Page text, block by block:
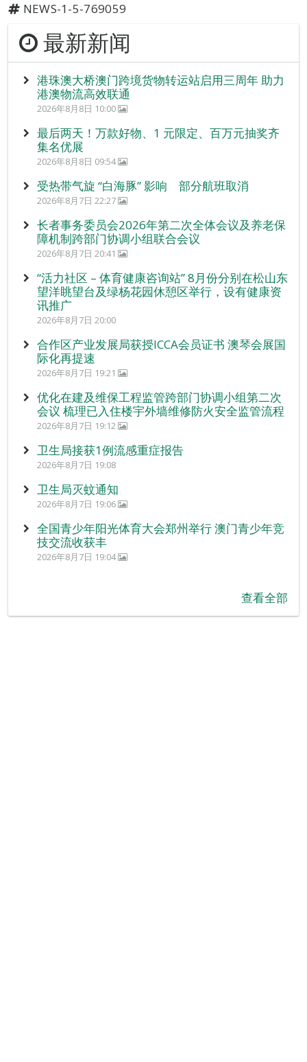
NEWS-1-5-769059
最新新闻
港珠澳大桥澳门跨境货物转运站启用三周年 助力
港澳物流高效联通
2026年8月8日 10:00
最后两天！万款好物、1 元限定、百万元抽奖齐
集名优展
2026年8月8日 09:54
受热带气旋 “白海豚” 影响 部分航班取消
2026年8月7日 22:27
长者事务委员会2026年第二次全体会议及养老保
障机制跨部门协调小组联合会议
2026年8月7日 20:41
“活力社区 – 体育健康咨询站” 8月份分别在松山东
望洋眺望台及绿杨花园休憩区举行，设有健康资
讯推广
2026年8月7日 20:00
合作区产业发展局获授ICCA会员证书 澳琴会展国
际化再提速
2026年8月7日 19:21
优化在建及维保工程监管跨部门协调小组第二次
会议 梳理已入住楼宇外墙维修防火安全监管流程
2026年8月7日 19:12
卫生局接获1例流感重症报告
2026年8月7日 19:08
卫生局灭蚊通知
2026年8月7日 19:06
全国青少年阳光体育大会郑州举行 澳门青少年竞
技交流收获丰
2026年8月7日 19:04
查看全部